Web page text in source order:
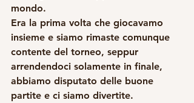
mondo.
Era la prima volta che giocavamo
insieme e siamo rimaste comunque
contente del torneo, seppur
arrendendoci solamente in finale,
abbiamo disputato delle buone
partite e ci siamo divertite.